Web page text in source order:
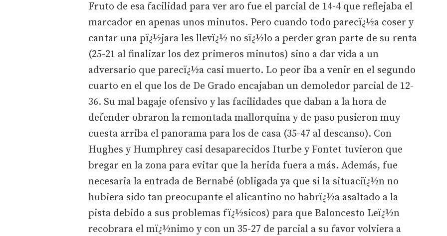
Fruto de esa facilidad para ver aro fue el parcial de 14-4 que reflejaba el
marcador en apenas unos minutos. Pero cuando todo parecï¿½a coser y
cantar una pï¿½jara les llevï¿½ no sï¿½lo a perder gran parte de su renta
(25-21 al finalizar los dez primeros minutos) sino a dar vida a un
adversario que parecï¿½a casi muerto. Lo peor iba a venir en el segundo
cuarto en el que los de De Grado encajaban un demoledor parcial de 12-
36. Su mal bagaje ofensivo y las facilidades que daban a la hora de
defender obraron la remontada mallorquina y de paso pusieron muy
cuesta arriba el panorama para los de casa (35-47 al descanso). Con
Hughes y Humphrey casi desaparecidos Iturbe y Fontet tuvieron que
bregar en la zona para evitar que la herida fuera a más. Además, fue
necesaria la entrada de Bernabé (obligada ya que si la situaciï¿½n no
hubiera sido tan preocupante el alicantino no habrï¿½a asaltado a la
pista debido a sus problemas fï¿½sicos) para que Baloncesto Leï¿½n
recobrara el mï¿½nimo y con un 35-27 de parcial a su favor volviera a